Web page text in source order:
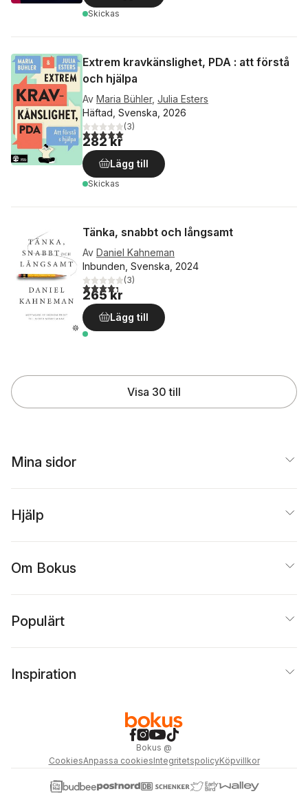
Skickas
Extrem kravkänslighet, PDA : att förstå
och hjälpa
Av Maria Bühler, Julia Esters
Häftad, Svenska, 2026
5,0utav 5 stjärnor. Totalt antal röster:
(3)
282 kr
Lägg till
Skickas
Tänka, snabbt och långsamt
Av Daniel Kahneman
Inbunden, Svenska, 2024
4,3utav 5 stjärnor. Totalt antal röster:
(3)
265 kr
Lägg till
Visa 30 till
Mina sidor
Hjälp
Om Bokus
Populärt
Inspiration
Bokus @
CookiesAnpassa cookiesIntegritetspolicyKöpvillkor